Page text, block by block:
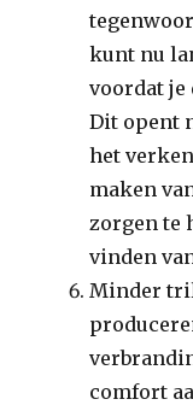
kunt nu
voordat je
Dit opent
het
maken
zorgen te
vinden
Minder
comfort